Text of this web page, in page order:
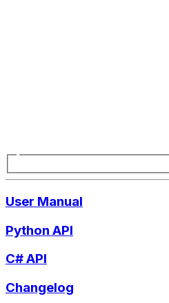
User Manual
Python API
C# API
Changelog